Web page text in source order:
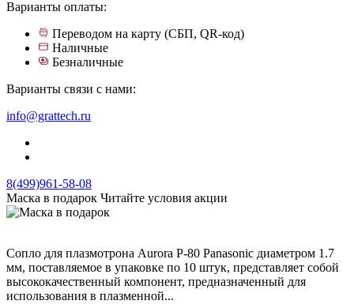
Варианты оплаты:
Переводом на карту (СБП, QR-код)
Наличные
Безналичные
Варианты связи с нами:
info@grattech.ru
8(499)961-58-08
Маска в подарок Читайте условия акции
Сопло для плазмотрона Aurora P-80 Panasonic диаметром 1.7
мм, поставляемое в упаковке по 10 штук, представляет собой
высококачественный компонент, предназначенный для
использования в плазменной...